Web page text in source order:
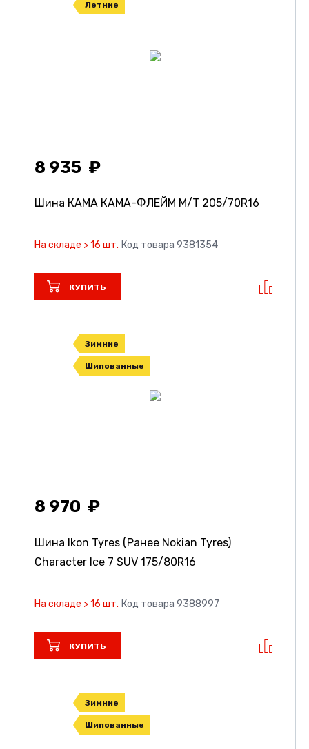
Летние
8 935
Шина КАМА КАМА-ФЛЕЙМ М/Т 205/70R16
На складе > 16 шт. Код товара 9381354
КУПИТЬ
Зимние
Шипованные
8 970
Шина Ikon Tyres (Ранее Nokian Tyres)
Character Ice 7 SUV 175/80R16
На складе > 16 шт. Код товара 9388997
КУПИТЬ
Зимние
Шипованные